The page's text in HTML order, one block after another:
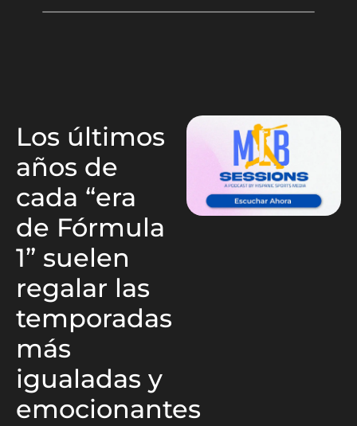
Los últimos
años de
cada “era
de Fórmula
1” suelen
regalar las
temporadas
más
igualadas y
emocionantes